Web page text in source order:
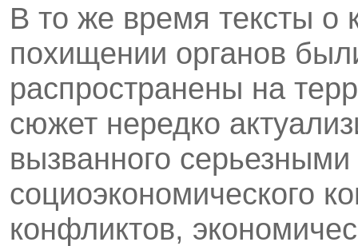
В то же время тексты о
похищении органов
распространены на
сюжет нередко
вызванного
социоэкономического
конфликтов,